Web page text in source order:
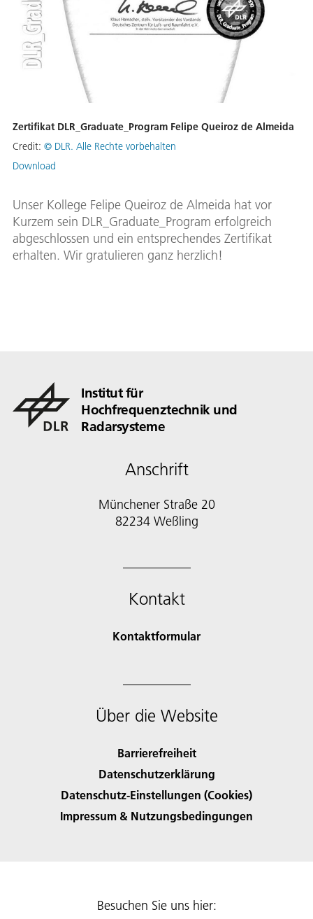
Zertifikat DLR_Graduate_Program Felipe Queiroz de Almeida
Credit: © DLR. Alle Rechte vorbehalten
Download
Unser Kollege Felipe Queiroz de Almeida hat vor
Kurzem sein DLR_Graduate_Program erfolgreich
abgeschlossen und ein entsprechendes Zertifikat
erhalten. Wir gratulieren ganz herzlich!
Institut für
Hochfrequenztechnik und
Radarsysteme
Anschrift
Münchener Straße 20
82234 Weßling
Kontakt
Kontaktformular
Über die Website
Barrierefreiheit
Datenschutzerklärung
Datenschutz-Einstellungen (Cookies)
Impressum & Nutzungsbedingungen
Besuchen Sie uns hier: